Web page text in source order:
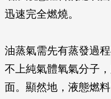
迅速完全燃燒。
油蒸氣需先有蒸發過
不上純氣體氧氣分子
面。顯然地，液態燃